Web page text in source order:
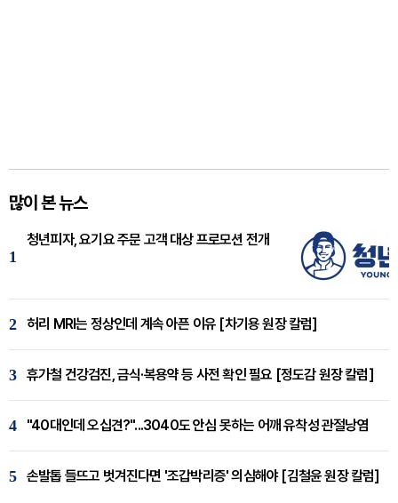
많이 본 뉴스
1
청년피자, 요기요 주문 고객 대상 프로모션 전개
2 허리 MRI는 정상인데 계속 아픈 이유 [차기용 원장 칼럼]
3 휴가철 건강검진, 금식·복용약 등 사전 확인 필요 [정도감 원장 칼럼]
4 "40대인데 오십견?"...3040도 안심 못하는 어깨 유착성 관절낭염
5 손발톱 들뜨고 벗겨진다면 '조갑박리증' 의심해야 [김철윤 원장 칼럼]